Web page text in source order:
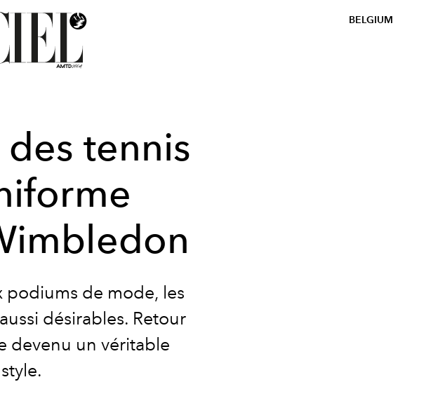
BELGIUM
tennis
podiums de mode, les
désirables. Retour
devenu un véritable